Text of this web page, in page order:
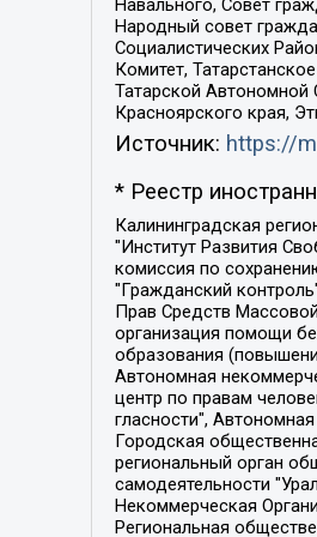
Навального, Совет
Народный совет
Социалистических
Комитет,
Татарской Автономной
Красноярского края,
Источник: https://
* Реестр
Калининградская региональная общественная организация "Экозащита!-Женсовет", Фонд содействия защите прав и свобод граждан "Общественный вердикт", Фонд "Институт Развития Свободы Информации", Частное учреждение "Информационное агентство МЕМО. РУ", Региональная общественная организация "Общественная комиссия по сохранению наследия академика Сахарова", Фонд поддержки свободы прессы, Санкт-Петербургская общественная правозащитная организация "Гражданский контроль", Межрегиональная общественная организация "Информационно-просветительский центр "Мемориал", Региональный Фонд "Центр Защиты Прав Средств Массовой Информации", с 05.12.2023 Фонд "Центр Защиты Прав Средств массовой информации", Региональная общественная благотворительная организация помощи беженцам и мигрантам "Гражданское содействие", Негосударственное образовательное учреждение дополнительного профессионального образования (повышение квалификации) специалистов "АКАДЕМИЯ ПО ПРАВАМ ЧЕЛОВЕКА", Свердловская региональная общественная организация "Сутяжник", Автономная некоммерческая организация "Центр независимых социологических исследований", Союз общественных объединений "Российский исследовательский центр по правам человека", Региональное общественное учреждение научно-информационный центр "МЕМОРИАЛ", Некоммерческая организация "Фонд защиты гласности", Автономная некоммерческая организация